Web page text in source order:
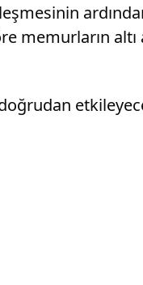
memurların